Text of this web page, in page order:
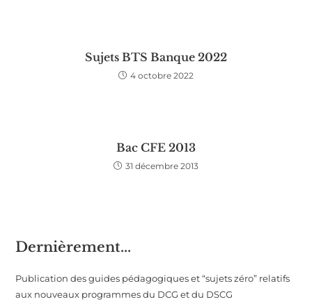
Sujets BTS Banque 2022
4 octobre 2022
Bac CFE 2013
31 décembre 2013
Dernièrement...
Publication des guides pédagogiques et “sujets zéro” relatifs
aux nouveaux programmes du DCG et du DSCG